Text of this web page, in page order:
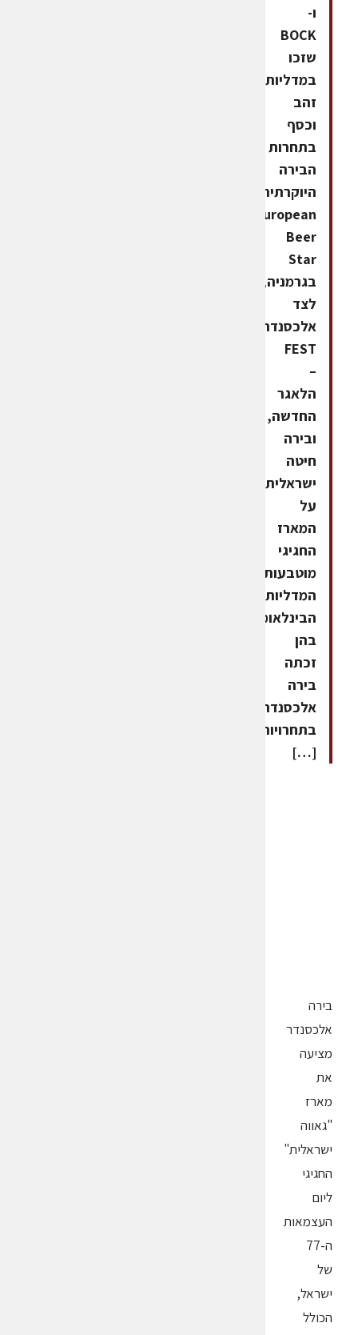
ו-
BOCK
שזכו
במדליות
זהב
וכסף
בתחרות
הבירה
היוקרתית
European
Beer
Star
בגרמניה,
לצד
אלכסנדר
FEST
–
הלאגר
החדשה,
ובירה
חיטה
ישראלית.
על
המארז
החגיגי
מוטבעות
המדליות
הבינלאומיות
בהן
זכתה
בירה
אלכסנדר
בתחרויות
[…]
בירה
אלכסנדר
מציעה
את
מארז
"גאווה
ישראלית"
החגיגי
ליום
העצמאות
ה-77
של
ישראל,
הכולל